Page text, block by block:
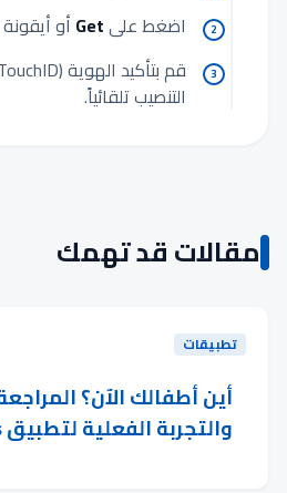
2 اضغط علىGet أو
3
التنصيب تلقائياً.
مقالات قد تهمك
تطبيقات
أين أطفالك الآن؟
والتجربة الفعلية لتطبيق Find My Kids